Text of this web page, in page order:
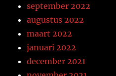
september 2022
augustus 2022
maart 2022
januari 2022
december 2021